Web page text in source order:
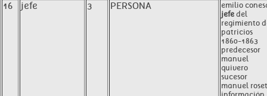
16 jefe 3 PERSONA
emilio
jefe del
regimiento
patricios
1860-1863
predecesor
manuel
quivero
sucesor
manuel